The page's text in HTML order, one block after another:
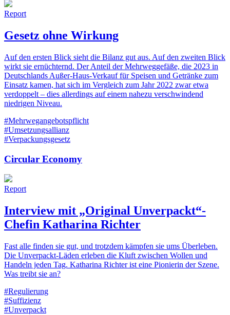
Report
Gesetz ohne Wirkung
Auf den ersten Blick sieht die Bilanz gut aus. Auf den zweiten Blick
wirkt sie ernüchternd. Der Anteil der Mehrweggefäße, die 2023 in
Deutschlands Außer-Haus-Verkauf für Speisen und Getränke zum
Einsatz kamen, hat sich im Vergleich zum Jahr 2022 zwar etwa
verdoppelt – dies allerdings auf einem nahezu verschwindend
niedrigen Niveau.
#Mehrwegangebotspflicht
#Umsetzungsallianz
#Verpackungsgesetz
Circular Economy
Report
Interview mit „Original Unverpackt“-
Chefin Katharina Richter
Fast alle finden sie gut, und trotzdem kämpfen sie ums Überleben.
Die Unverpackt-Läden erleben die Kluft zwischen Wollen und
Handeln jeden Tag. Katharina Richter ist eine Pionierin der Szene.
Was treibt sie an?
#Regulierung
#Suffizienz
#Unverpackt